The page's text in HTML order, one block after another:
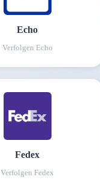
Echo
Verfolgen Echo
Fedex
Verfolgen Fedex